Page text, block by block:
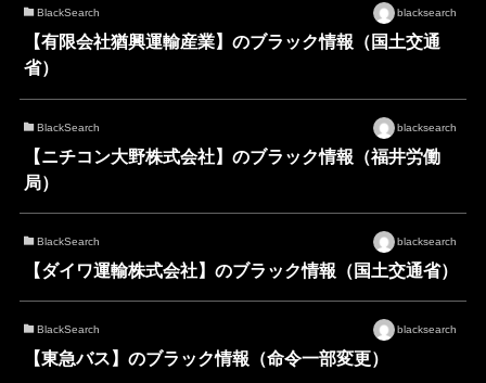
BlackSearch blacksearch
【有限会社猶興運輸産業】のブラック情報（国土交通
省）
BlackSearch blacksearch
【ニチコン大野株式会社】のブラック情報（福井労働
局）
BlackSearch blacksearch
【ダイワ運輸株式会社】のブラック情報（国土交通省）
BlackSearch blacksearch
【東急バス】のブラック情報（命令一部変更）